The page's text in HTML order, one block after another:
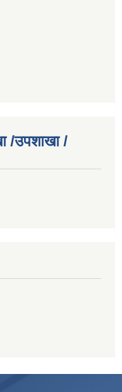
/उपशाखा /